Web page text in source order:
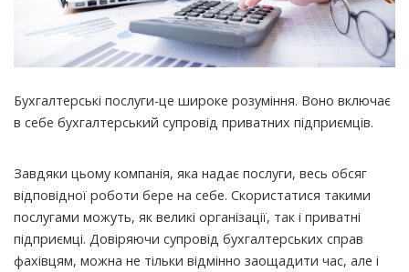
Бухгалтерські послуги-це широке розуміння. Воно включає
в себе бухгалтерський супровід приватних підприємців.
Завдяки цьому компанія, яка надає послуги, весь обсяг
відповідної роботи бере на себе. Скористатися такими
послугами можуть, як великі організації, так і приватні
підприємці. Довіряючи супровід бухгалтерських справ
фахівцям, можна не тільки відмінно заощадити час, але і